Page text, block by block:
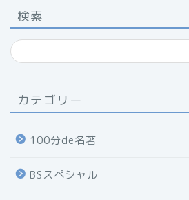
検索
カテゴリー
100分de名著
BSスペシャル